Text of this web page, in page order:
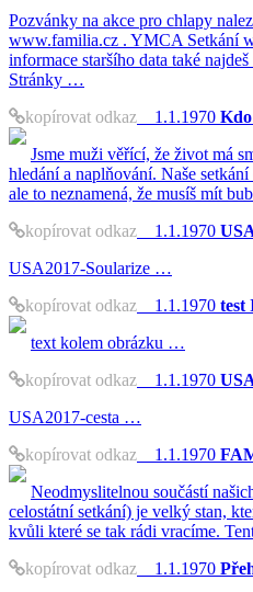
Pozvánky na akce pro chlapy
www.familia.cz . YMCA Setkání
informace staršího data také
Stránky …
kopírovat odkaz 1.1.1970
Jsme muži věřící, že život má
hledání a naplňování. Naše
ale to neznamená, že musíš mít
kopírovat odkaz 1.1.1970
USA2017-Soularize …
kopírovat odkaz 1.1.1970 test
text kolem obrázku …
kopírovat odkaz 1.1.1970
USA2017-cesta …
kopírovat odkaz 1.1.1970
Neodmyslitelnou součástí
celostátní setkání) je velký stan,
kvůli které se tak rádi vracíme.
kopírovat odkaz 1.1.1970